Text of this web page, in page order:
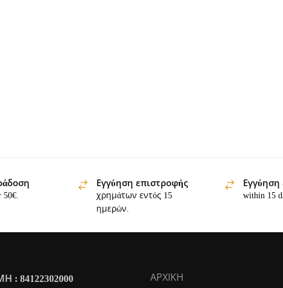
50€.
Εγγύηση επιστροφής
χρημάτων εντός 15
ημερών.
Εγγύηση
within 15
: 84122302000
ΑΡΧΙΚΗ